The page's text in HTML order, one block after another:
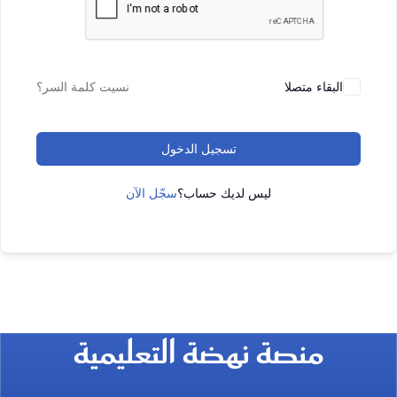
البقاء متصلا نسيت كلمة السر؟
تسجيل الدخول
ليس لديك حساب؟سجّل الآن
منصة نهضة التعليمية